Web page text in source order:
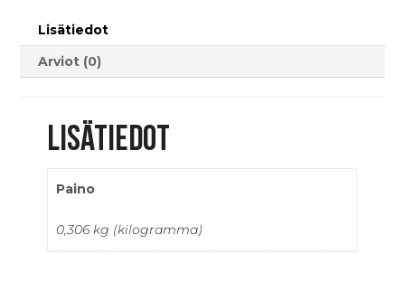
Lisätiedot
Arviot (0)
Lisätiedot
Paino
0,306 kg (kilogramma)